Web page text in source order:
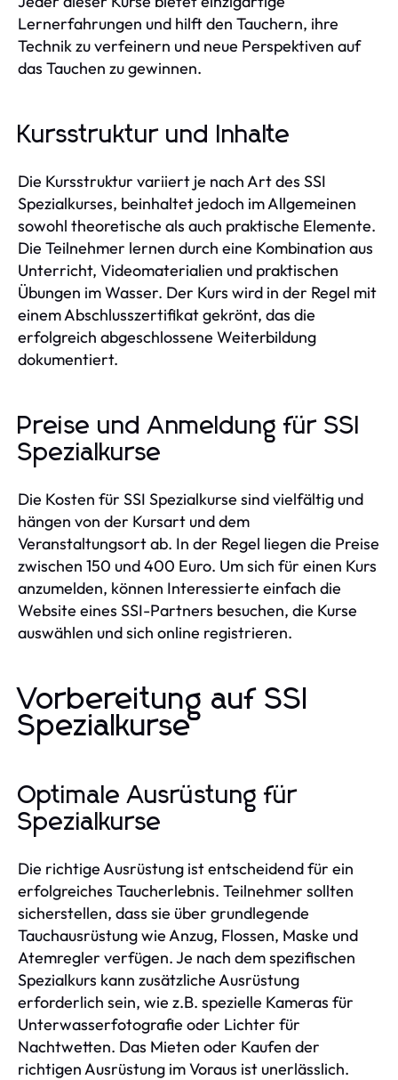
Lernerfahrungen und hilft den Tauchern, ihre
Technik zu verfeinern und neue Perspektiven auf
das Tauchen zu gewinnen.
Kursstruktur und Inhalte
Die Kursstruktur variiert je nach Art des SSI
Spezialkurses, beinhaltet jedoch im Allgemeinen
sowohl theoretische als auch praktische Elemente.
Die Teilnehmer lernen durch eine Kombination aus
Unterricht, Videomaterialien und praktischen
Übungen im Wasser. Der Kurs wird in der Regel mit
einem Abschlusszertifikat gekrönt, das die
erfolgreich abgeschlossene Weiterbildung
dokumentiert.
Preise und Anmeldung für SSI
Spezialkurse
Die Kosten für SSI Spezialkurse sind vielfältig und
hängen von der Kursart und dem
Veranstaltungsort ab. In der Regel liegen die Preise
zwischen 150 und 400 Euro. Um sich für einen Kurs
anzumelden, können Interessierte einfach die
Website eines SSI-Partners besuchen, die Kurse
auswählen und sich online registrieren.
Vorbereitung auf SSI
Spezialkurse
Optimale Ausrüstung für
Spezialkurse
Die richtige Ausrüstung ist entscheidend für ein
erfolgreiches Taucherlebnis. Teilnehmer sollten
sicherstellen, dass sie über grundlegende
Tauchausrüstung wie Anzug, Flossen, Maske und
Atemregler verfügen. Je nach dem spezifischen
Spezialkurs kann zusätzliche Ausrüstung
erforderlich sein, wie z.B. spezielle Kameras für
Unterwasserfotografie oder Lichter für
Nachtwetten. Das Mieten oder Kaufen der
richtigen Ausrüstung im Voraus ist unerlässlich.